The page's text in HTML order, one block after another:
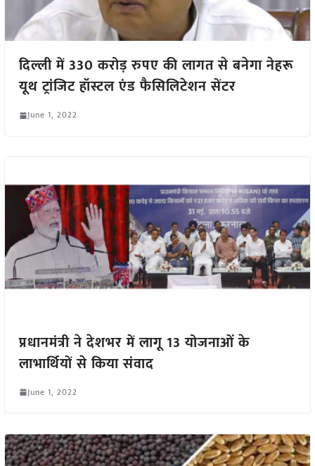
दिल्ली में 330 करोड़ रुपए की लागत से बनेगा नेहरू
यूथ ट्रांजिट हॉस्टल एंड फैसिलिटेशन सेंटर
June 1, 2022
प्रधानमंत्री ने देशभर में लागू 13 योजनाओं के
लाभार्थियों से किया संवाद
June 1, 2022